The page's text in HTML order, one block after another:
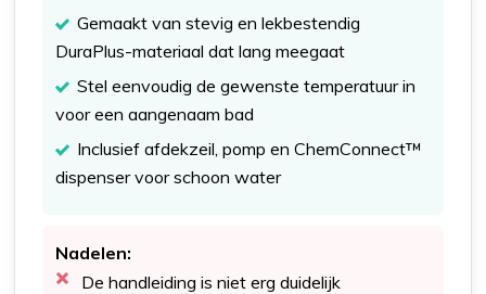
Gemaakt van stevig en lekbestendig
DuraPlus-materiaal dat lang meegaat
Stel eenvoudig de gewenste temperatuur in
voor een aangenaam bad
Inclusief afdekzeil, pomp en ChemConnect™
dispenser voor schoon water
Nadelen:
De handleiding is niet erg duidelijk